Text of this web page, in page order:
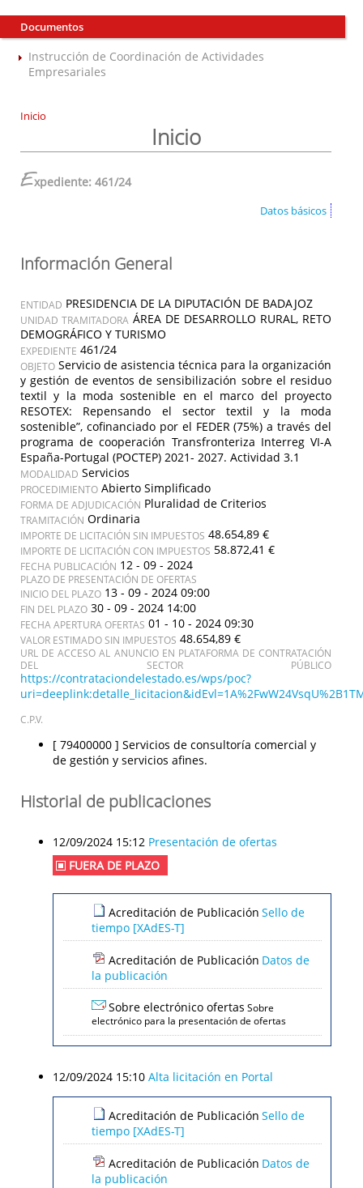
Documentos
Instrucción de Coordinación de Actividades
Empresariales
Inicio
Inicio
Expediente: 461/24
Datos básicos
Información General
ENTIDAD PRESIDENCIA DE LA DIPUTACIÓN DE BADAJOZ
UNIDAD TRAMITADORA ÁREA DE DESARROLLO RURAL, RETO
DEMOGRÁFICO Y TURISMO
EXPEDIENTE 461/24
OBJETO Servicio de asistencia técnica para la organización
y gestión de eventos de sensibilización sobre el residuo
textil y la moda sostenible en el marco del proyecto
RESOTEX: Repensando el sector textil y la moda
sostenible”, cofinanciado por el FEDER (75%) a través del
programa de cooperación Transfronteriza Interreg VI-A
España-Portugal (POCTEP) 2021- 2027. Actividad 3.1
MODALIDAD Servicios
PROCEDIMIENTO Abierto Simplificado
FORMA DE ADJUDICACIÓN Pluralidad de Criterios
TRAMITACIÓN Ordinaria
IMPORTE DE LICITACIÓN SIN IMPUESTOS 48.654,89 €
IMPORTE DE LICITACIÓN CON IMPUESTOS 58.872,41 €
FECHA PUBLICACIÓN 12 - 09 - 2024
PLAZO DE PRESENTACIÓN DE OFERTAS
INICIO DEL PLAZO 13 - 09 - 2024 09:00
FIN DEL PLAZO 30 - 09 - 2024 14:00
FECHA APERTURA OFERTAS 01 - 10 - 2024 09:30
VALOR ESTIMADO SIN IMPUESTOS 48.654,89 €
URL DE ACCESO AL ANUNCIO EN PLATAFORMA DE CONTRATACIÓN
DEL SECTOR PÚBLICO
https://contrataciondelestado.es/wps/poc?
C.P.V.
[ 79400000 ] Servicios de consultoría comercial y
de gestión y servicios afines.
Historial de publicaciones
12/09/2024 15:12 Presentación de ofertas
FUERA DE PLAZO
Acreditación de Publicación Sello de
tiempo [XAdES-T]
Acreditación de Publicación Datos de
la publicación
Sobre electrónico ofertas Sobre
electrónico para la presentación de ofertas
12/09/2024 15:10 Alta licitación en Portal
Acreditación de Publicación Sello de
tiempo [XAdES-T]
Acreditación de Publicación Datos de
la publicación